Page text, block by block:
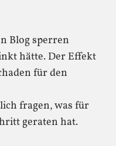
Blog sperren
hätte. Der Effekt
für den
fragen, was für
geraten hat.